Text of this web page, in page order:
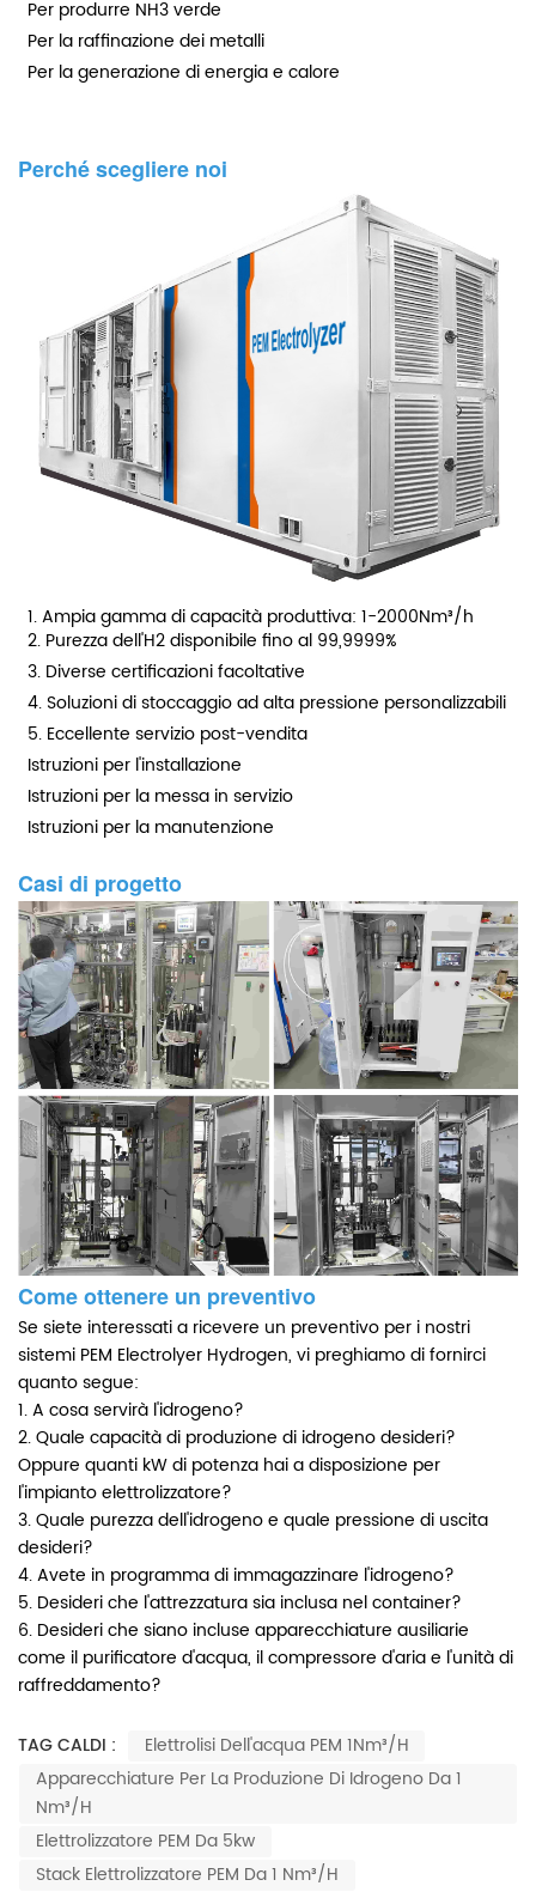
Per produrre NH3 verde
Per la raffinazione dei metalli
Per la generazione di energia e calore
Perché scegliere noi
1. Ampia gamma di capacità produttiva: 1-2000Nm³/h
2. Purezza dell'H2 disponibile fino al 99,9999%
3. Diverse certificazioni facoltative
4. Soluzioni di stoccaggio ad alta pressione personalizzabili
5. Eccellente servizio post-vendita
Istruzioni per l'installazione
Istruzioni per la messa in servizio
Istruzioni per la manutenzione
Casi di progetto
Come ottenere un preventivo
Se siete interessati a ricevere un preventivo per i nostri
sistemi PEM Electrolyer Hydrogen, vi preghiamo di fornirci
quanto segue:
1. A cosa servirà l'idrogeno?
2. Quale capacità di produzione di idrogeno desideri?
Oppure quanti kW di potenza hai a disposizione per
l'impianto elettrolizzatore?
3. Quale purezza dell'idrogeno e quale pressione di uscita
desideri?
4. Avete in programma di immagazzinare l'idrogeno?
5. Desideri che l'attrezzatura sia inclusa nel container?
6. Desideri che siano incluse apparecchiature ausiliarie
come il purificatore d'acqua, il compressore d'aria e l'unità di
raffreddamento?
TAG CALDI :
Elettrolisi Dell'acqua PEM 1Nm³/h
Apparecchiature Per La Produzione Di Idrogeno Da 1
Nm³/h
Elettrolizzatore PEM Da 5kw
Stack Elettrolizzatore PEM Da 1 Nm³/h